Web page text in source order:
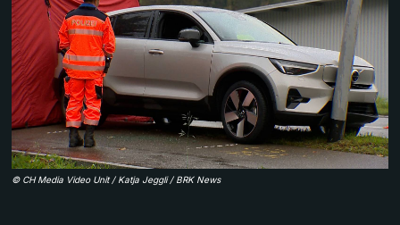
© CH Media Video Unit / Katja Jeggli / BRK News